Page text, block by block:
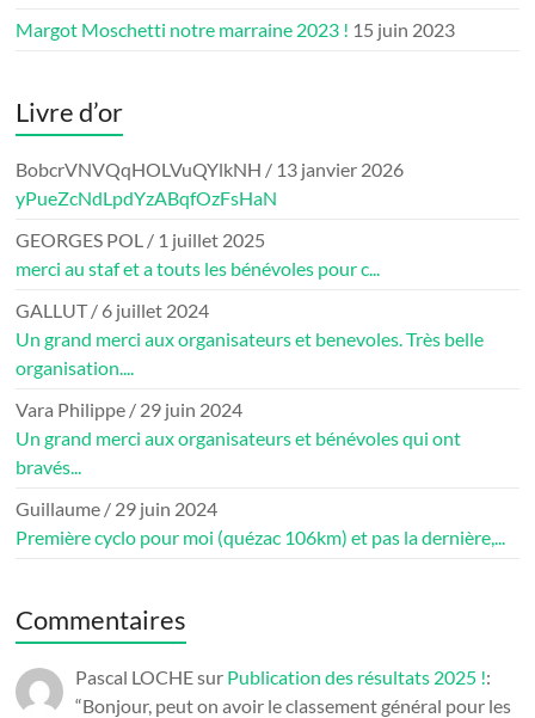
Margot Moschetti notre marraine 2023 ! 15 juin 2023
Livre d’or
BobcrVNVQqHOLVuQYlkNH / 13 janvier 2026
yPueZcNdLpdYzABqfOzFsHaN
GEORGES POL / 1 juillet 2025
merci au staf et a touts les bénévoles pour c...
GALLUT/ 6 juillet 2024
Un grand merci aux organisateurs et benevoles. Très belle
organisation....
Vara Philippe / 29 juin 2024
Un grand merci aux organisateurs et bénévoles qui ont
bravés...
Guillaume / 29 juin 2024
Première cyclo pour moi (quézac 106km) et pas la dernière,...
Commentaires
Pascal LOCHEsur Publication des résultats 2025 !:
“Bonjour, peut on avoir le classement général pour les